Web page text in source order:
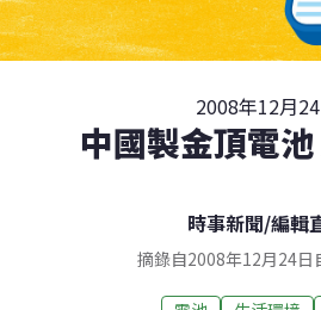
2008年12月
中國製金頂電
時事新聞/編輯
摘錄自2008年12月24日